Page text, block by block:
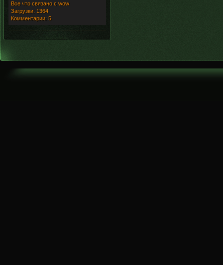
Все что связано с wow
Загрузки: 1364
Комментарии: 5